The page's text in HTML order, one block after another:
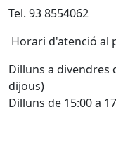
Tel. 93 8554062
Horari d'atenció al
Dilluns a divendres
dijous)
Dilluns de 15:00 a